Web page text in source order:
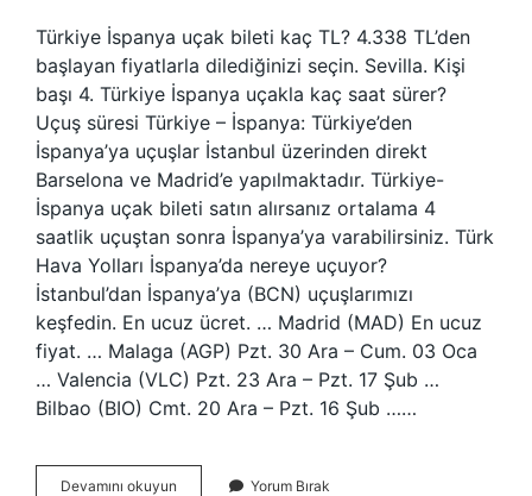
Türkiye İspanya uçak bileti kaç TL? 4.338 TL’den
başlayan fiyatlarla dilediğinizi seçin. Sevilla. Kişi
başı 4. Türkiye İspanya uçakla kaç saat sürer?
Uçuş süresi Türkiye – İspanya: Türkiye’den
İspanya’ya uçuşlar İstanbul üzerinden direkt
Barselona ve Madrid’e yapılmaktadır. Türkiye-
İspanya uçak bileti satın alırsanız ortalama 4
saatlik uçuştan sonra İspanya’ya varabilirsiniz. Türk
Hava Yolları İspanya’da nereye uçuyor?
İstanbul’dan İspanya’ya (BCN) uçuşlarımızı
keşfedin. En ucuz ücret. … Madrid (MAD) En ucuz
fiyat. … Malaga (AGP) Pzt. 30 Ara – Cum. 03 Oca
… Valencia (VLC) Pzt. 23 Ara – Pzt. 17 Şub …
Bilbao (BIO) Cmt. 20 Ara – Pzt. 16 Şub ……
Devamını okuyun İSpanyaya Yorum Bırak